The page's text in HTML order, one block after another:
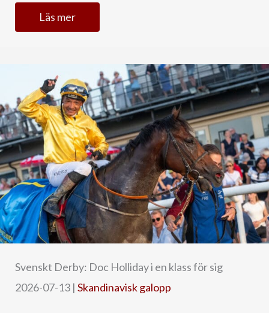
Läs mer
Svenskt Derby: Doc Holliday i en klass för sig
2026-07-13 | Skandinavisk galopp